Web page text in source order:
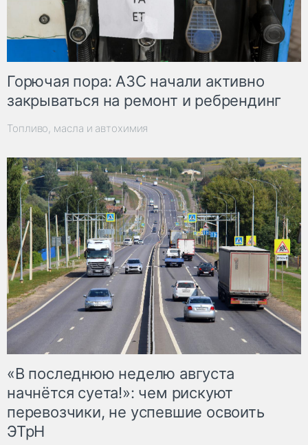
Горючая пора: АЗС начали активно
закрываться на ремонт и ребрендинг
Топливо, масла и автохимия
«В последнюю неделю августа
начнётся суета!»: чем рискуют
перевозчики, не успевшие освоить
ЭТрН